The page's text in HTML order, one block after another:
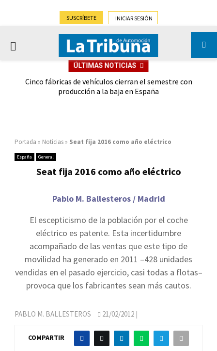
SUSCRÍBETE INICIAR SESIÓN
PRIMARY
ÚLTIMAS NOTICIAS
Cinco fábricas de vehículos cierran el semestre con
producción a la baja en España
Portada » Noticias » Seat fija 2016 como año eléctrico
España General
Seat fija 2016 como año eléctrico
Pablo M. Ballesteros / Madrid
El escepticismo de la población por el coche
eléctrico es patente. Esta incertidumbre
acompañado de las ventas que este tipo de
movilidad ha generado en 2011 –428 unidades
vendidas en el pasado ejercicio, casi todas a flotas–
provoca que los fabricantes sean más cautos.
PABLO M. BALLESTEROS 21/02/2012 |
COMPARTIR